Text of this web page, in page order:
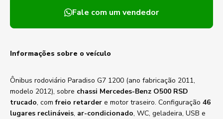
Fale com um vendedor
Informações sobre o veículo
Ônibus rodoviário Paradiso G7 1200 (ano fabricação 2011,
modelo 2012), sobre chassi Mercedes-Benz O500 RSD
trucado, comfreio retarder e motor traseiro. Configuração 46
lugares reclináveis, ar-condicionado, WC, geladeira, USB e